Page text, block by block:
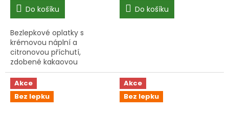
5,0
5
hvězdiček.
Do košíku
Bezlepkové oplatky s
krémovou náplní a
citronovou příchutí,
zdobené kakaovou
polevou. Obsahují
amarantovou mouku a
jsou vhodné pro celiaky.
Obsahuje mléko, může
5,0 Do košíku
Akce
Bez lepku
Akce
Bez lepku